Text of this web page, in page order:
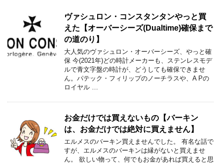
ヴァシュロン・コンスタンタンやっと買
えた【オーバーシーズ(Dualtime)確保まで
の道のり】
大人気のヴァシュロン・オーバーシーズ、やっと確
保 今(2021年)どの時計メーカーも、ステンレスモデ
ルで青文字盤の時計が、どうしても確保できませ
ん。パテック・フィリップのノーチラスや、A Pの
ロイヤル …
お金だけでは買えないもの【バーキン
は、お金だけでは絶対に買えません】
エルメスのバーキン買えませんでした。 有名な話で
すが、エルメスのバーキンは縁がないと買えませ
ん。 欲しい物って、何でもお金があれば買えると思